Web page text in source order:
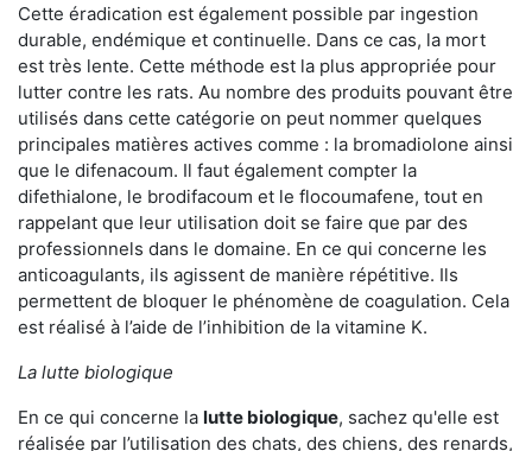
Cette éradication est également possible par ingestion
durable, endémique et continuelle. Dans ce cas, la mort
est très lente. Cette méthode est la plus appropriée pour
lutter contre les rats. Au nombre des produits pouvant être
utilisés dans cette catégorie on peut nommer quelques
principales matières actives comme : la bromadiolone ainsi
que le difenacoum. Il faut également compter la
difethialone, le brodifacoum et le flocoumafene, tout en
rappelant que leur utilisation doit se faire que par des
professionnels dans le domaine. En ce qui concerne les
anticoagulants, ils agissent de manière répétitive. Ils
permettent de bloquer le phénomène de coagulation. Cela
est réalisé à l’aide de l’inhibition de la vitamine K.
La lutte biologique
En ce qui concerne la lutte biologique, sachez qu'elle est
réalisée par l’utilisation des chats, des chiens, des renards,